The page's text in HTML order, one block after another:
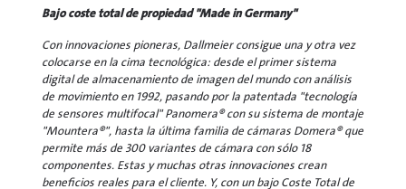
Bajo coste total de propiedad "Made in Germany"
Con innovaciones pioneras, Dallmeier consigue una y otra vez
colocarse en la cima tecnológica: desde el primer sistema
digital de almacenamiento de imagen del mundo con análisis
de movimiento en 1992, pasando por la patentada "tecnología
de sensores multifocal" Panomera® con su sistema de montaje
"Mountera®", hasta la última familia de cámaras Domera® que
permite más de 300 variantes de cámara con sólo 18
componentes. Estas y muchas otras innovaciones crean
beneficios reales para el cliente. Y, con un bajo Coste Total de